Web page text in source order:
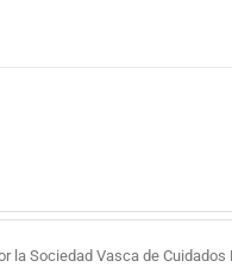
la Sociedad Vasca de Cuidados